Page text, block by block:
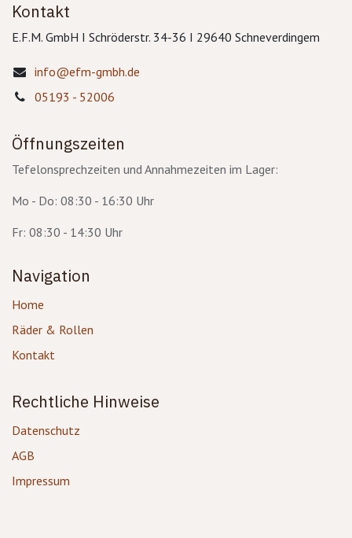
Kontakt
E.F.M. GmbH I Schröderstr. 34-36 I 29640 Schneverdingem
info@efm-gmbh.de
05193 - 52006
Öffnungszeiten
Tefelonsprechzeiten und Annahmezeiten im Lager:
Mo - Do: 08:30 - 16:30 Uhr
Fr: 08:30 - 14:30 Uhr
Navigation
Home
Räder & Rollen
Kontakt
Rechtliche Hinweise
Datenschutz
AGB
Impressum